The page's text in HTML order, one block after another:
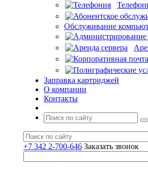
Обслуживание
Заправка картриджей
О компании
Контакты
+7 342 2-700-646 Заказать звонок